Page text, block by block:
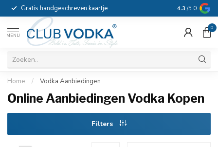
Gratis handgeschreven kaartje Voor 16:00
4.3 /5.0
MENU
0
Home / Vodka Aanbiedingen
Online Aanbiedingen Vodka Kopen
Filters